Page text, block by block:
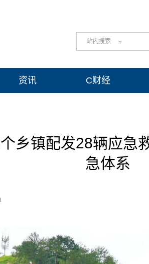
站内搜索
资讯 C财经
乡镇配发28辆应急
急体系